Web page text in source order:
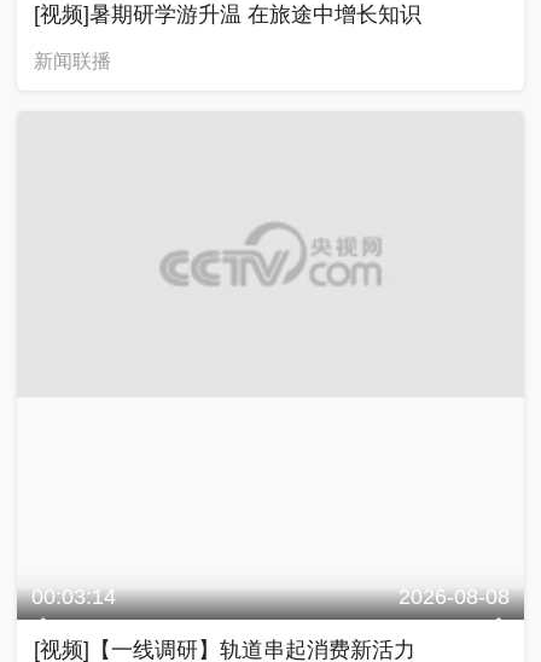
[视频]暑期研学游升温 在旅途中增长知识
新闻联播
00:03:14 2026-08-08
[视频]【一线调研】轨道串起消费新活力